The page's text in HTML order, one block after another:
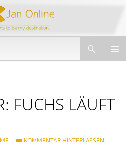
FUCHS LÄUFT
KOMMENTAR HINTERLASSEN